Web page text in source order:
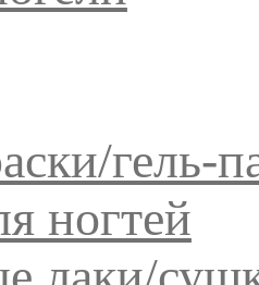
гель-
ногтей